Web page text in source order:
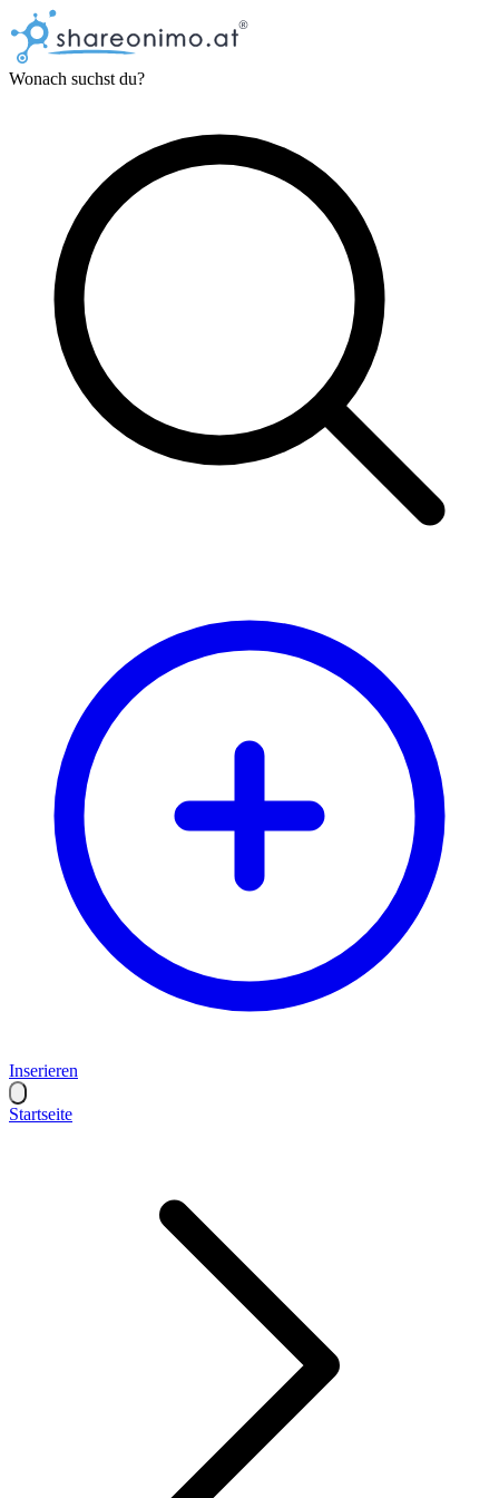
Wonach suchst du?
Inserieren
Startseite